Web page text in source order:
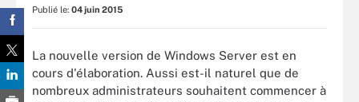
Publié le: 04 juin 2015
La nouvelle version de Windows Server est en
cours d'élaboration. Aussi est-il naturel que de
nombreux administrateurs souhaitent commencer à